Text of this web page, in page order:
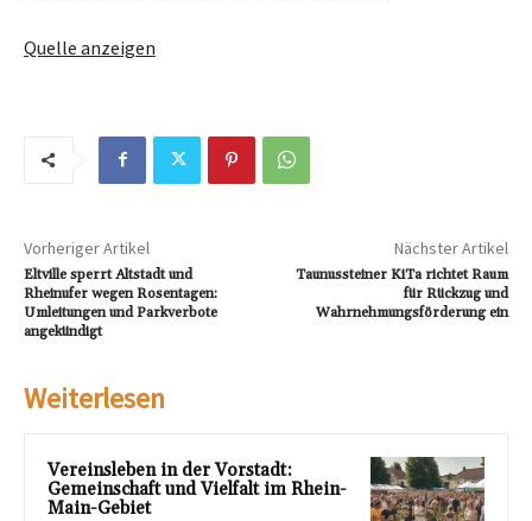
Quelle anzeigen
Vorheriger Artikel
Eltville sperrt Altstadt und
Rheinufer wegen Rosentagen:
Umleitungen und Parkverbote
angekündigt
Nächster Artikel
Taunussteiner KiTa richtet Raum
für Rückzug und
Wahrnehmungsförderung ein
Weiterlesen
Vereinsleben in der Vorstadt:
Gemeinschaft und Vielfalt im Rhein-
Main-Gebiet